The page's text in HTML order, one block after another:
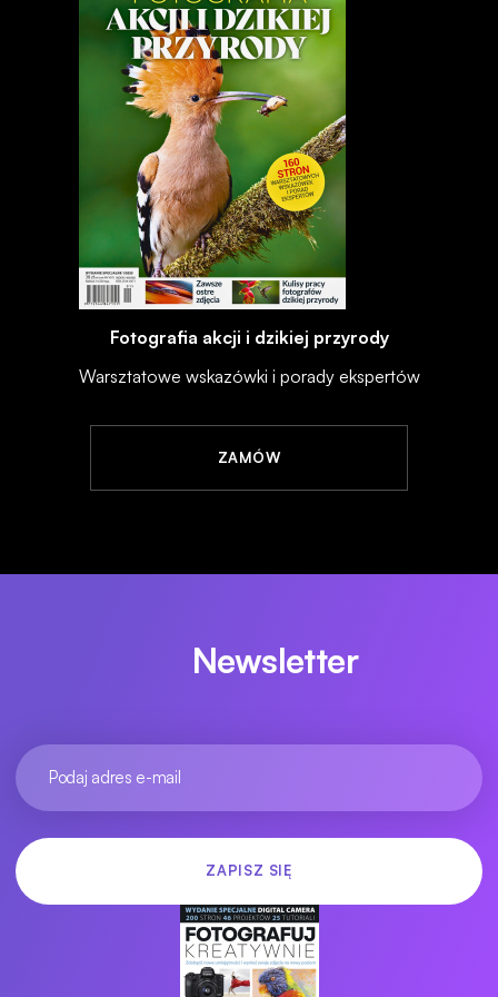
Fotografia akcji i dzikiej przyrody
Warsztatowe wskazówki i porady ekspertów
ZAMÓW
Newsletter